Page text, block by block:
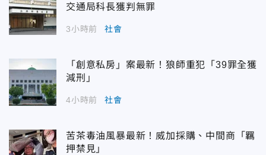
交通局科長獲判無罪
3小時前 社會
「創意私房」案最新！狼師重犯「39罪全獲
減刑」
4小時前 社會
苦茶毒油風暴最新！威加採購、中間商「羈
押禁見」